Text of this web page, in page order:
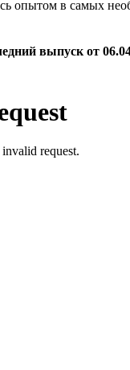
опытом в самых
выпуск от